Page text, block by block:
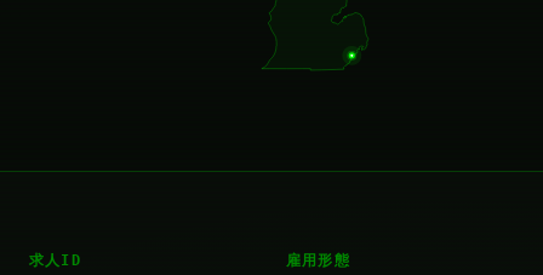
求人ID 雇用形態